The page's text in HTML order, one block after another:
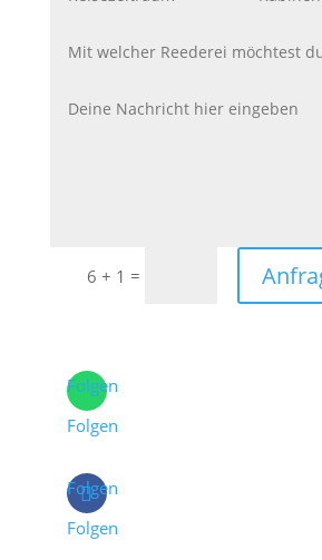
6 + 1 =
Folgen
Folgen
Folgen
Folgen